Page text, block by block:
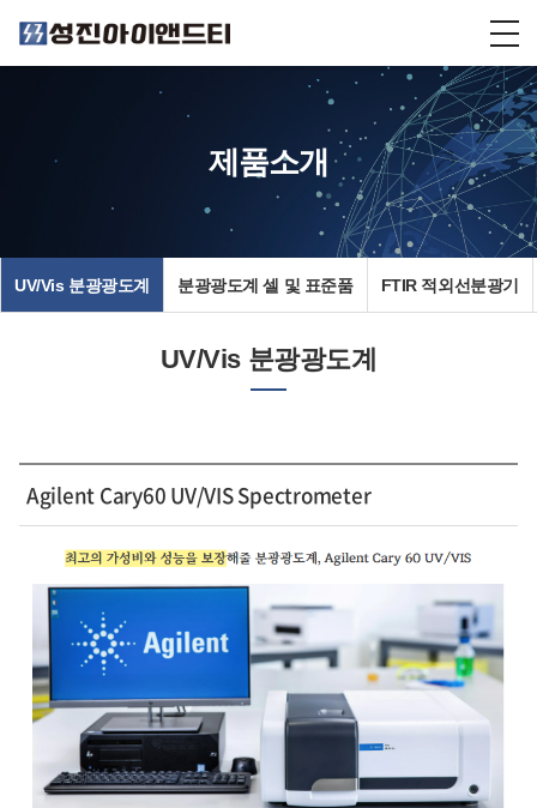
제품소개
UV/Vis 분광광도계 분광광도계 셀 및 표준품 FTIR 적외선분광기
UV/Vis 분광광도계
Agilent Cary60 UV/VIS Spectrometer